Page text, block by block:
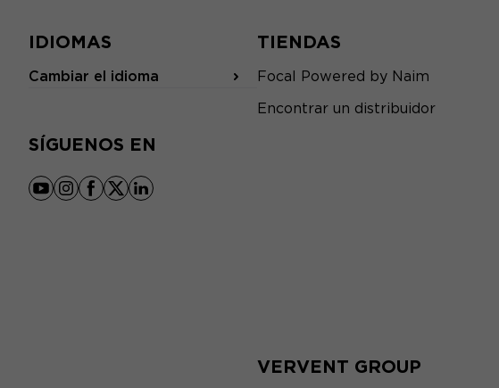
IDIOMAS
Cambiar el idioma
SÍGUENOS EN
youtube
instagram
facebook
x linkedin
TIENDAS
Focal Powered by Naim
Encontrar un distribuidor
VERVENT GROUP